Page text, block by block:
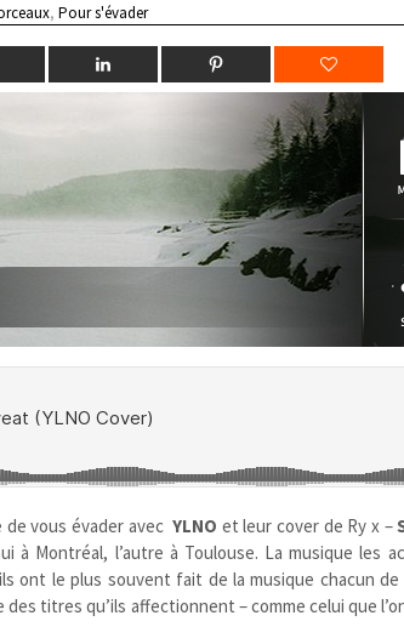
,Pour s'évader
de vous évader avecYLNO et leur cover de Ry x –
à Montréal, l’autre à Toulouse. La musique les
ont le plus souvent fait de la musique chacun
titres qu’ils affectionnent – comme celui que